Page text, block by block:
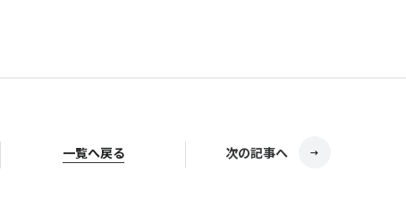
一覧へ戻る 次の記事へ